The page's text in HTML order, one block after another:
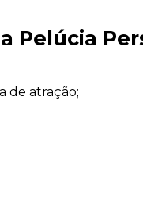
Pelúcia
de atração;